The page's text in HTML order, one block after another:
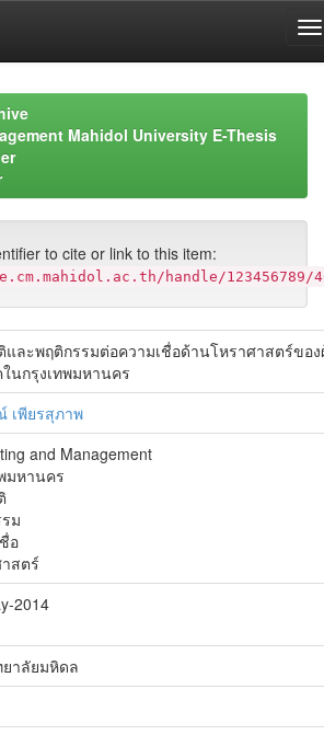
Mahidol University E-Thesis
to cite or link to this item:
handle/123456789/
ละพฤติกรรมต่อความเชื่อด้านโหราศาสตร์ของ
นกรุงเทพมหานคร
เพียรสุภาพ
and Management
มหานคร
ม
อ
สตร์
2014
าลัยมหิดล